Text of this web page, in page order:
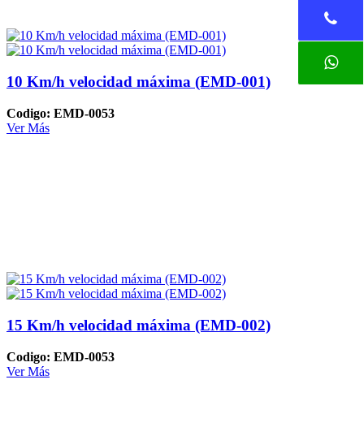
10 Km/h velocidad máxima (EMD-001)
Codigo: EMD-0053
Ver Más
15 Km/h velocidad máxima (EMD-002)
Codigo: EMD-0053
Ver Más